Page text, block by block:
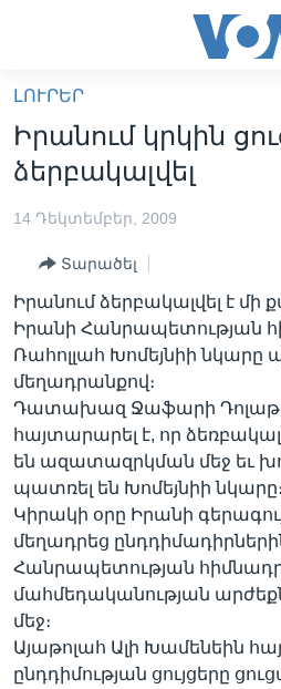
հիմնական
բովանդակությանը
անցնել
հիմնական
բովանդակությանը
բովանդակություն
ԼՈՒՐԵՐ
ՖԻԼՄԵՐ
IN ENGLISH
ՄԵՐ ՄԱՍԻՆ
ՄԵՐ ՄԱՍԻՆ
«ԱՄԵՐԻԿԱՅԻ ՁԱՅՆ»-Ի
ԿԱՊ ՄԵԶ ՀԵՏ
ՈՒԿՐԱԻՆԱԿԱՆ ՊԱՏԵՐԱԶՄ
Learning English
ՀԵՏԵՒԵՔ ՄԵԶ
Լեզուներ
ԼՈՒՐԵՐ
Իրանում կրկին
ձերբակալվել
14 Դեկտեմբեր, 2009
Տարածել
Իրանում ձերբակալվել է մի
Իրանի Հանրապետության
Ռահոլլահ Խոմեյնիի նկարը
մեղադրանքով։
Դատախազ Ջաֆարի
հայտարարել է, որ
են ազատազրկման մեջ եւ
պատռել են Խոմեյնիի նկարը։
Կիրակի օրը Իրանի
մեղադրեց
Հանրապետության
մահմեդականության
մեջ։
Այաթոլահ Ալի Խամենեին
ընդդիմության ցույցերը